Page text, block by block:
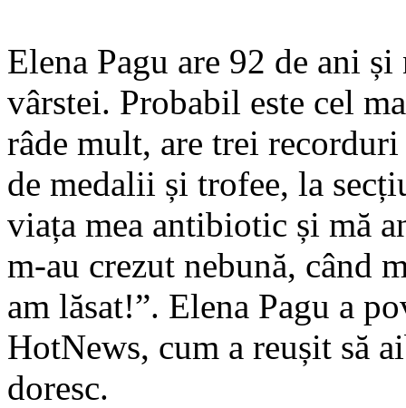
Elena Pagu are 92 de ani
vârstei. Probabil este cel
râde mult, are trei
de medalii și trofee, la
viața mea antibiotic și mă
m-au crezut nebună, când
am lăsat!”. Elena Pagu a
HotNews, cum a reușit să
doresc.